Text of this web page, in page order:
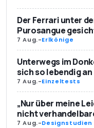
Der Ferrari unter
Purosangue
7 Aug.-Erlkönige
Unterwegs im
sich so lebendig an
7 Aug.-Einzeltests
„Nur über meine
nicht
7 Aug.-Designstudien